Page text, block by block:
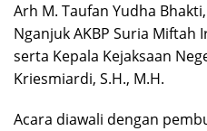
Arh M. Taufan Yudha Bhakti,
Nganjuk AKBP Suria Miftah
serta Kepala Kejaksaan
Kriesmiardi, S.H., M.H.
Acara diawali dengan